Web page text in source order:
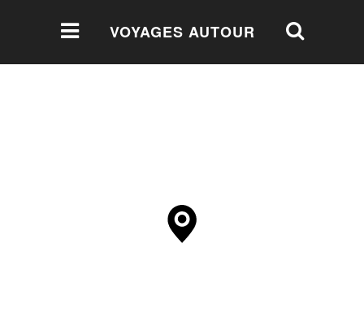
VOYAGES AUTOUR